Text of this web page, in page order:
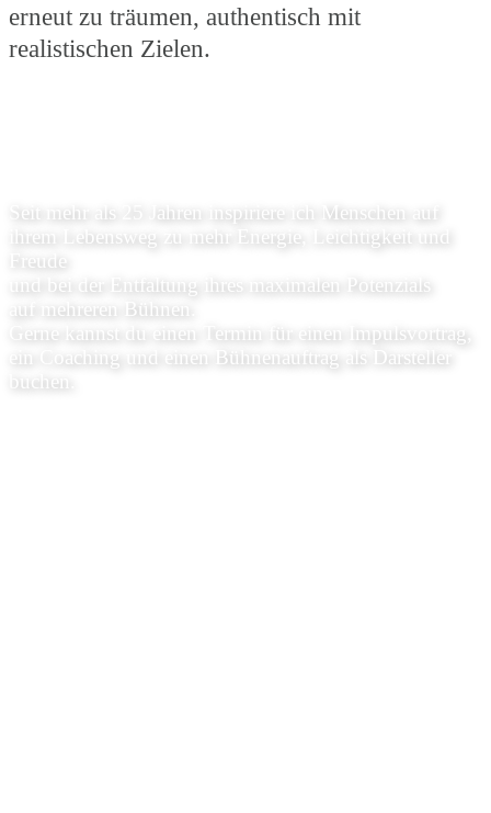
erneut zu träumen, authentisch mit
realistischen Zielen.
Seit mehr als 25 Jahren inspiriere ich Menschen auf
ihrem Lebensweg zu mehr Energie, Leichtigkeit und
Freude
und bei der Entfaltung ihres maximalen Potenzials
auf mehreren Bühnen.
Gerne kannst du einen Termin für einen Impulsvortrag,
ein Coaching und einen Bühnenauftrag als Darsteller
buchen.